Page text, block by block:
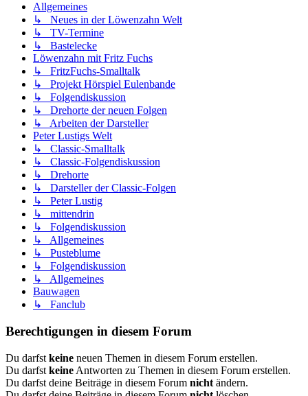
Allgemeines
↳ Neues in der Löwenzahn Welt
↳ TV-Termine
↳ Bastelecke
Löwenzahn mit Fritz Fuchs
↳ FritzFuchs-Smalltalk
↳ Projekt Hörspiel Eulenbande
↳ Folgendiskussion
↳ Drehorte der neuen Folgen
↳ Arbeiten der Darsteller
Peter Lustigs Welt
↳ Classic-Smalltalk
↳ Classic-Folgendiskussion
↳ Drehorte
↳ Darsteller der Classic-Folgen
↳ Peter Lustig
↳ mittendrin
↳ Folgendiskussion
↳ Allgemeines
↳ Pusteblume
↳ Folgendiskussion
↳ Allgemeines
Bauwagen
↳ Fanclub
Berechtigungen in diesem Forum
Du darfst keine neuen Themen in diesem Forum erstellen.
Du darfst keine Antworten zu Themen in diesem Forum erstellen.
Du darfst deine Beiträge in diesem Forum nicht ändern.